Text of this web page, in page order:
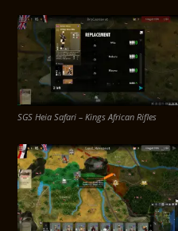
SGS Heia Safari – Kings African Rifles